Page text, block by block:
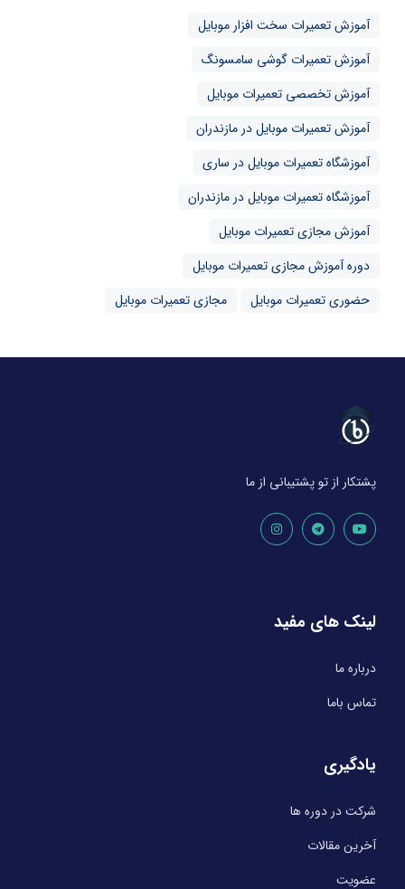
آموزش تعمیرات سخت افزار موبایل
آموزش تعمیرات گوشی سامسونگ
آموزش تخصصی تعمیرات موبایل
آموزش تعمیرات موبایل در مازندران
آموزشگاه تعمیرات موبایل در ساری
آموزشگاه تعمیرات موبایل در مازندران
آموزش مجازی تعمیرات موبایل
دوره آموزش مجازی تعمیرات موبایل
حضوری تعمیرات موبایل
مجازی تعمیرات موبایل
پشتکار از تو پشتیبانی از ما
لینک های مفید
درباره ما
تماس باما
یادگیری
شرکت در دوره ها
آخرین مقالات
عضویت